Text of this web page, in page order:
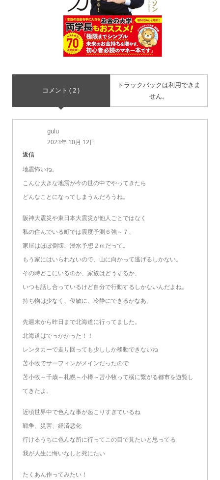
コメント ( 2 )
トラックバックは利用できま
せん。
gulu
2023年 10月 12日
返信
地震怖いね。
こんな大きな地震が今の世の中でやってきたら
どんなことになってしまうんだろうね。
阪神大震災や東日本大震災が他人ごとではなく
私の住んでいる町では震度予測６強～７、
家屋はほぼ倒壊、浸水予想２ｍだって。
もう家にはいられないので、山に向かって逃げるしかない。
その時どこにいるのか、家族はどうするか、
いつも話し合っているけど自分で行動するしかないんだよね。
持ち物は少なく、俊敏に、冷静にできるかなあ。
先週末から昨日まで北海道に行ってました。
北海道はでっかかった！！
レンタカーで走り回っても少ししか移動できないね
苫小牧でサーフィンがメインだったので
苫小牧～千歳～札幌～小樽～苫小牧って横に繋がる都市を遊覧し
てきたよ。
近頃世界中で色んな事が起こりすぎているね
戦争、災害、経済悪化
行けるうちに色んな所に行ってこの目で見たいと思ってる
我が人生に悔いなしと死にたい
たくあん作ってみたい！